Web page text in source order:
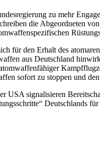
zu mehr
die Abgeordneten
für den Erhalt des
aus Deutschland
sofort zu stoppen und
USA signalisieren
Deutschlands